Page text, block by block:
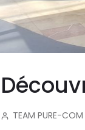
TEAM PURE-COM